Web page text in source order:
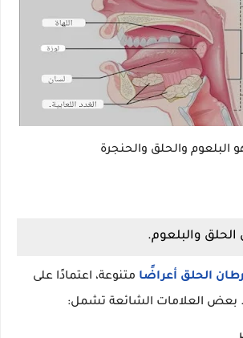
البلعوم والحلق والحنجرة
والبلعوم.
الحلق أعراضًا متنوعة، اعتمادًا على
بعض العلامات الشائعة تشمل: